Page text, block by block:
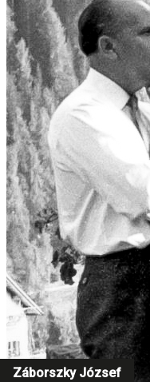
Záborszky József